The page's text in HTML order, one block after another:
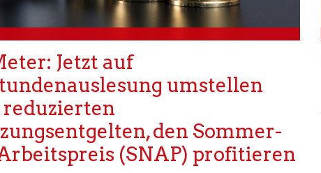
Jetzt auf
umstellen
reduzierten
den Sommer-
(SNAP) profitieren